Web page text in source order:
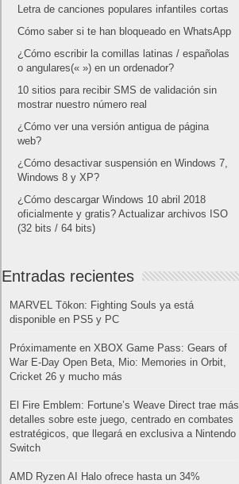
Letra de canciones populares infantiles cortas
Cómo saber si te han bloqueado en WhatsApp
¿Cómo escribir la comillas latinas / españolas
o angulares(« ») en un ordenador?
10 sitios para recibir SMS de validación sin
mostrar nuestro número real
¿Cómo ver una versión antigua de página
web?
¿Cómo desactivar suspensión en Windows 7,
Windows 8 y XP?
¿Cómo descargar Windows 10 abril 2018
oficialmente y gratis? Actualizar archivos ISO
(32 bits / 64 bits)
Entradas recientes
MARVEL Tōkon: Fighting Souls ya está
disponible en PS5 y PC
Próximamente en XBOX Game Pass: Gears of
War E-Day Open Beta, Mio: Memories in Orbit,
Cricket 26 y mucho más
El Fire Emblem: Fortune’s Weave Direct trae más
detalles sobre este juego, centrado en combates
estratégicos, que llegará en exclusiva a Nintendo
Switch
AMD Ryzen AI Halo ofrece hasta un 34%